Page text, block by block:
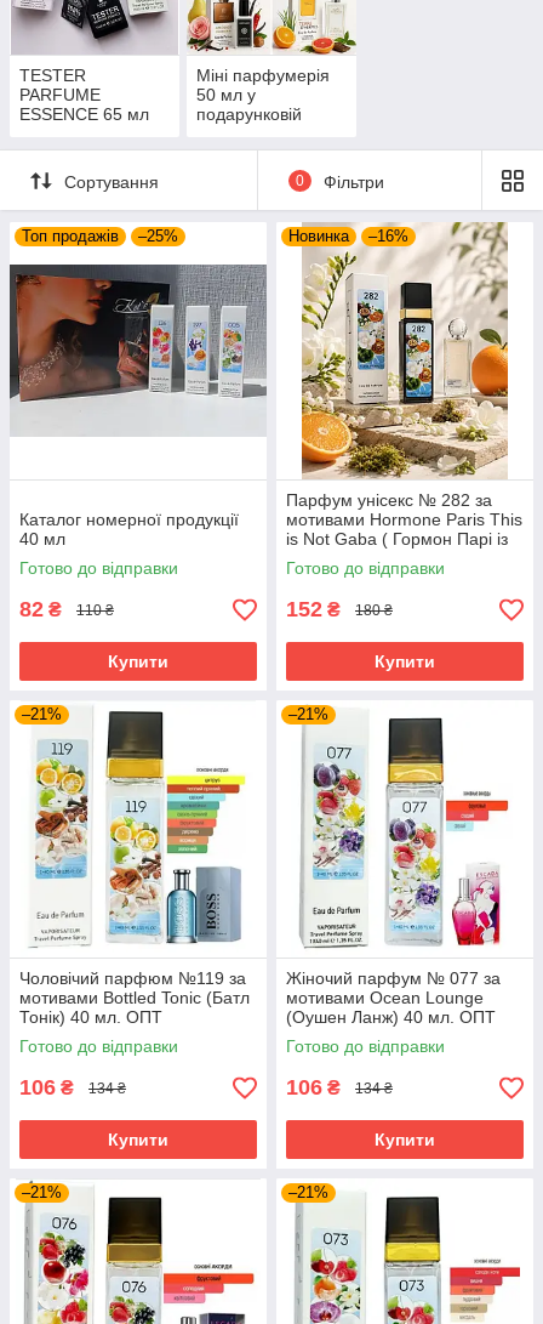
TESTER
PARFUME
ESSENCE 65 мл
Міні парфумерія
50 мл у
подарунковій
Сортування 0 Фільтри
Топ продажів –25%
Каталог номерної продукції
40 мл
Готово до відправки
82 ₴ 110 ₴
Купити
Новинка –16%
Парфум унісекс № 282 за
мотивами Hormone Paris This
is Not Gaba ( Гормон Парі із
нот Габа ) 40 мл ОПТ
Готово до відправки
152 ₴ 180 ₴
Купити
–21%
Чоловічий парфюм №119 за
мотивами Bottled Tonic (Батл
Тонік) 40 мл. ОПТ
Готово до відправки
106 ₴ 134 ₴
Купити
–21%
Жіночий парфум № 077 за
мотивами Ocean Lounge
(Оушен Ланж) 40 мл. ОПТ
Готово до відправки
106 ₴ 134 ₴
Купити
–21% –21%